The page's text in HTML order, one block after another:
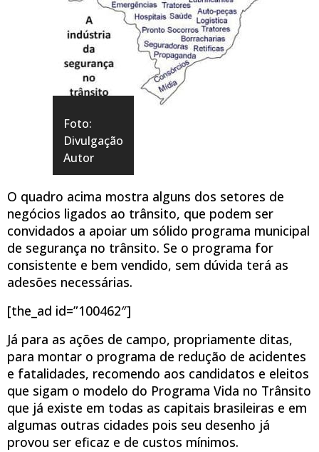
Foto:
Divulgação
Autor
O quadro acima mostra alguns dos setores de
negócios ligados ao trânsito, que podem ser
convidados a apoiar um sólido programa municipal
de segurança no trânsito. Se o programa for
consistente e bem vendido, sem dúvida terá as
adesões necessárias.
[the_ad id=”100462″]
Já para as ações de campo, propriamente ditas,
para montar o programa de redução de acidentes
e fatalidades, recomendo aos candidatos e eleitos
que sigam o modelo do Programa Vida no Trânsito
que já existe em todas as capitais brasileiras e em
algumas outras cidades pois seu desenho já
provou ser eficaz e de custos mínimos.